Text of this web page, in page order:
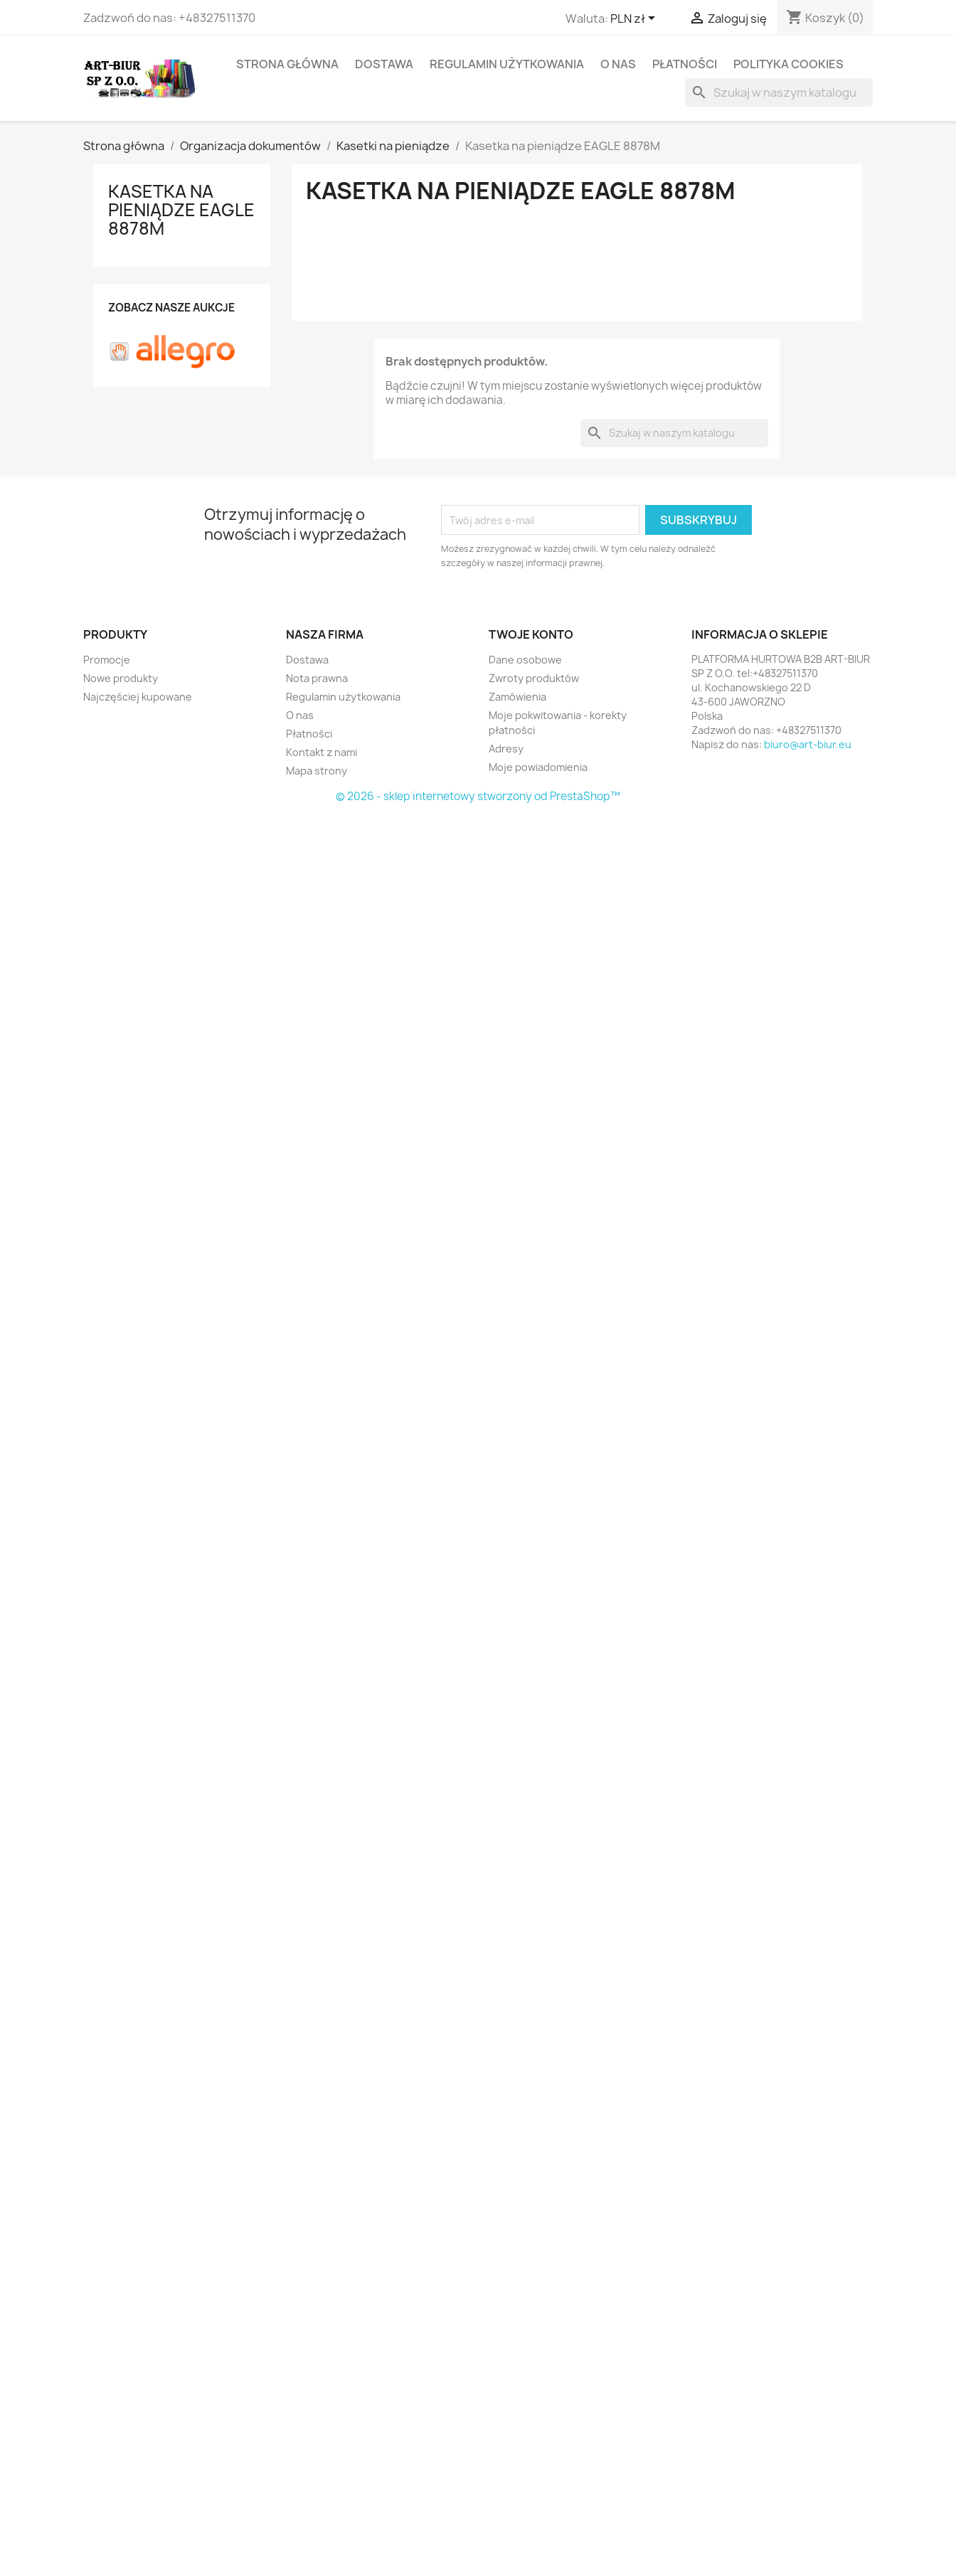
Zadzwoń do nas: +48327511370 Waluta: PLN zł  Zaloguj się shopping_cart Koszyk (0)
STRONA GŁÓWNA DOSTAWA REGULAMIN UŻYTKOWANIA O NAS PŁATNOŚCI POLITYKA COOKIES
search
Strona główna Organizacja dokumentów Kasetki na pieniądze Kasetka na pieniądze EAGLE 8878M
KASETKA NA
PIENIĄDZE EAGLE
8878M
ZOBACZ NASZE AUKCJE
KASETKA NA PIENIĄDZE EAGLE 8878M
Brak dostępnych produktów.
Bądźcie czujni! W tym miejscu zostanie wyświetlonych więcej produktów
w miarę ich dodawania.
search
Otrzymuj informację o
nowościach i wyprzedażach
Możesz zrezygnować w każdej chwili. W tym celu należy odnaleźć
szczegóły w naszej informacji prawnej.
PRODUKTY
Promocje
Nowe produkty
Najczęściej kupowane
NASZA FIRMA
Dostawa
Nota prawna
Regulamin użytkowania
O nas
Płatności
Kontakt z nami
Mapa strony
TWOJE KONTO
Dane osobowe
Zwroty produktów
Zamówienia
Moje pokwitowania - korekty
płatności
Adresy
Moje powiadomienia
INFORMACJA O SKLEPIE
PLATFORMA HURTOWA B2B ART-BIUR
SP Z O.O. tel:+48327511370
ul. Kochanowskiego 22 D
43-600 JAWORZNO
Polska
Zadzwoń do nas: +48327511370
Napisz do nas: biuro@art-biur.eu
© 2026 - sklep internetowy stworzony od PrestaShop™